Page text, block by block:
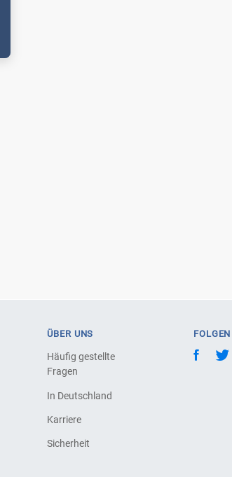
ÜBER UNS
Häufig gestellte
Fragen
In Deutschland
Karriere
Sicherheit